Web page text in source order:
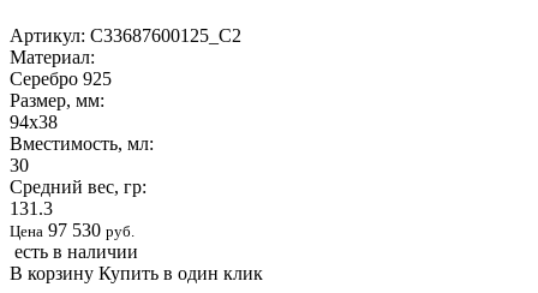
Артикул: С33687600125_С2
Материал:
Серебро 925
Размер, мм:
94х38
Вместимость, мл:
30
Средний вес, гр:
131.3
Цена 97 530 руб.
есть в наличии
В корзину Купить в один клик